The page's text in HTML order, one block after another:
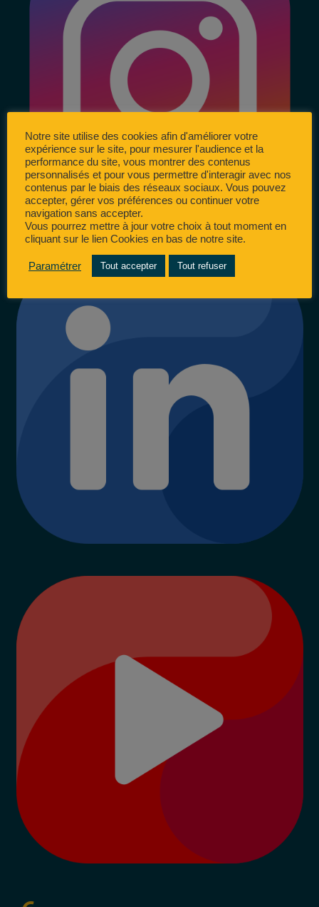
Notre site utilise des cookies afin d'améliorer votre
expérience sur le site, pour mesurer l'audience et la
performance du site, vous montrer des contenus
personnalisés et pour vous permettre d'interagir avec nos
contenus par le biais des réseaux sociaux. Vous pouvez
accepter, gérer vos préférences ou continuer votre
navigation sans accepter.
Vous pourrez mettre à jour votre choix à tout moment en
cliquant sur le lien Cookies en bas de notre site.
Paramétrer Tout accepter Tout refuser